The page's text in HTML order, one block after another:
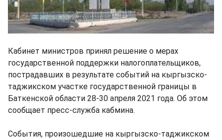
Кабинет министров принял решение о мерах
государственной поддержки налогоплательщиков,
пострадавших в результате событий на кыргызско-
таджикском участке государственной границы в
Баткенской области 28-30 апреля 2021 года. Об этом
сообщает пресс-служба кабмина.
События, произошедшие на кыргызско-таджикском